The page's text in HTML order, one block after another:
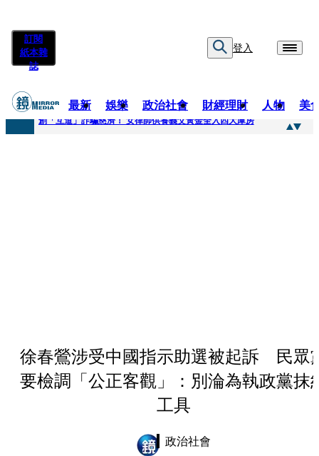
訂閱
紙本雜
誌
登入
最新 娛樂 政治社會 財經理財 人物 美
快訊
創「互道」詐騙慈濟！ 女律師供養義父黃金全入四大庫房
徐春鶯涉受中國指示助選被起訴 民眾
要檢調「公正客觀」：別淪為執政黨抹
工具
政治社會